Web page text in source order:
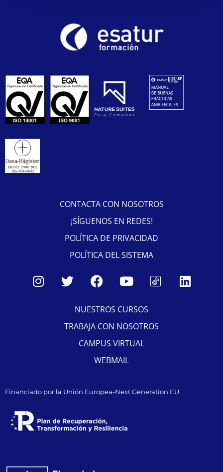
CONTACTA CON NOSOTROS
¡SÍGUENOS EN REDES!
POLÍTICA DE PRIVACIDAD
POLÍTICA DEL SISTEMA
NUESTROS CURSOS
TRABAJA CON NOSOTROS
CAMPUS VIRTUAL
WEBMAIL
Financiado por la Unión Europea-Next Generation EU